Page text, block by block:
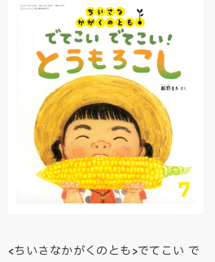
<ちいさなかがくのとも>でてこい で